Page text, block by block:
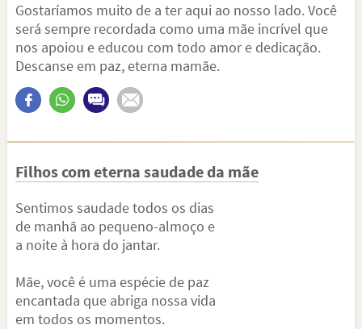
Gostaríamos muito de a ter aqui ao nosso lado. Você
será sempre recordada como uma mãe incrível que
nos apoiou e educou com todo amor e dedicação.
Descanse em paz, eterna mamãe.
Filhos com eterna saudade da mãe
Sentimos saudade todos os dias
de manhã ao pequeno-almoço e
a noite à hora do jantar.
Mãe, você é uma espécie de paz
encantada que abriga nossa vida
em todos os momentos.